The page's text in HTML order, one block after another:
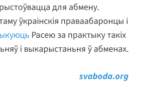
для абмену.
ўкраінскія праваабаронцы і
Расею за практыку такіх
і выкарыстаньня ў абменах.
svaboda.org